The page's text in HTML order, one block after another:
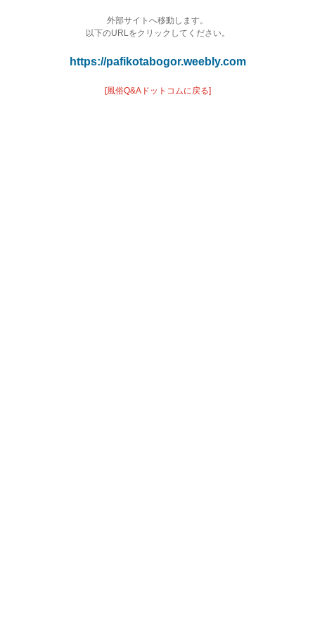
外部サイトへ移動します。
以下のURLをクリックしてください。
https://pafikotabogor.weebly.com
[風俗Q&Aドットコムに戻る]